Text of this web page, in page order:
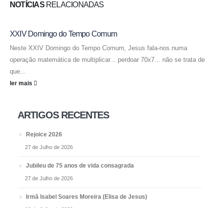
NOTÍCIASRELACIONADAS
XXIV Domingo do Tempo Comum
Neste XXIV Domingo do Tempo Comum, Jesus fala-nos numa
operação matemática de multiplicar... perdoar 70x7... não se trata de
que...
ler mais
ARTIGOS RECENTES
Rejoice 2026
27 de Julho de 2026
Jubileu de 75 anos de vida consagrada
27 de Julho de 2026
Irmã Isabel Soares Moreira (Elisa de Jesus)